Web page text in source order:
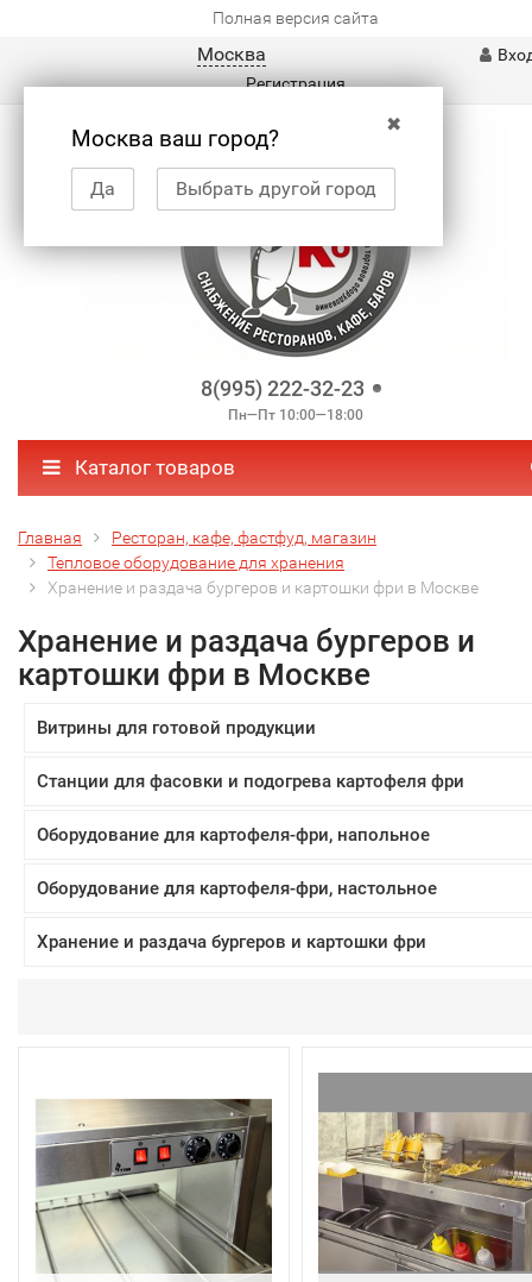
Полная версия сайта
Москва
✖
Москва ваш город?
Да Выбрать другой город
Регистрация
8(995) 222-32-23
Пн—Пт 10:00—18:00
Каталог товаров
Главная
Ресторан, кафе, фастфуд, магазин
Тепловое оборудование для хранения
Хранение и раздача бургеров и картошки фри в Москве
Хранение и раздача бургеров и
картошки фри в Москве
Витрины для готовой продукции
Станции для фасовки и подогрева картофеля фри
Оборудование для картофеля-фри, напольное
Оборудование для картофеля-фри, настольное
Хранение и раздача бургеров и картошки фри